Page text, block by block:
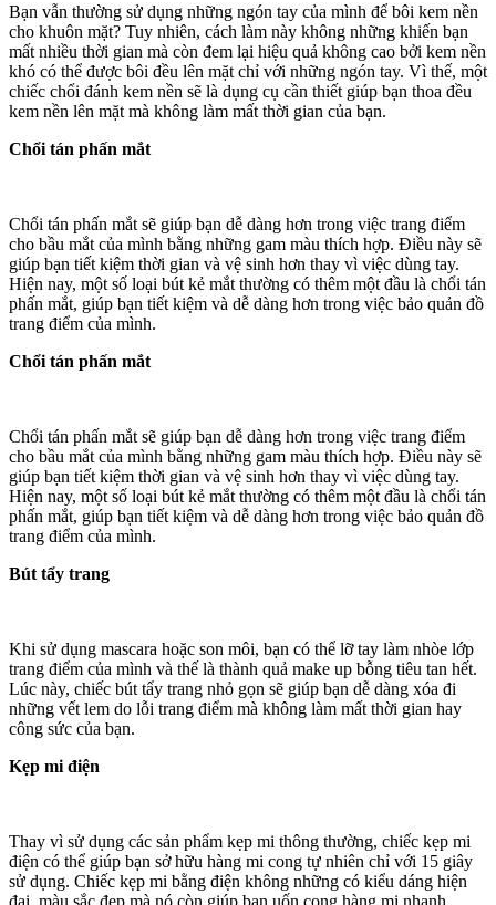
Bạn vẫn thường sử dụng những ngón tay của mình để bôi kem nền
cho khuôn mặt? Tuy nhiên, cách làm này không những khiến bạn
mất nhiều thời gian mà còn đem lại hiệu quả không cao bởi kem nền
khó có thể được bôi đều lên mặt chỉ với những ngón tay. Vì thế, một
chiếc chổi đánh kem nền sẽ là dụng cụ cần thiết giúp bạn thoa đều
kem nền lên mặt mà không làm mất thời gian của bạn.
Chổi tán phấn mắt
Chổi tán phấn mắt sẽ giúp bạn dễ dàng hơn trong việc trang điểm
cho bầu mắt của mình bằng những gam màu thích hợp. Điều này sẽ
giúp bạn tiết kiệm thời gian và vệ sinh hơn thay vì việc dùng tay.
Hiện nay, một số loại bút kẻ mắt thường có thêm một đầu là chổi tán
phấn mắt, giúp bạn tiết kiệm và dễ dàng hơn trong việc bảo quản đồ
trang điểm của mình.
Chổi tán phấn mắt
Chổi tán phấn mắt sẽ giúp bạn dễ dàng hơn trong việc trang điểm
cho bầu mắt của mình bằng những gam màu thích hợp. Điều này sẽ
giúp bạn tiết kiệm thời gian và vệ sinh hơn thay vì việc dùng tay.
Hiện nay, một số loại bút kẻ mắt thường có thêm một đầu là chổi tán
phấn mắt, giúp bạn tiết kiệm và dễ dàng hơn trong việc bảo quản đồ
trang điểm của mình.
Bút tẩy trang
Khi sử dụng mascara hoặc son môi, bạn có thể lỡ tay làm nhòe lớp
trang điểm của mình và thế là thành quả make up bỗng tiêu tan hết.
Lúc này, chiếc bút tẩy trang nhỏ gọn sẽ giúp bạn dễ dàng xóa đi
những vết lem do lỗi trang điểm mà không làm mất thời gian hay
công sức của bạn.
Kẹp mi điện
Thay vì sử dụng các sản phẩm kẹp mi thông thường, chiếc kẹp mi
điện có thể giúp bạn sở hữu hàng mi cong tự nhiên chỉ với 15 giây
sử dụng. Chiếc kẹp mi bằng điện không những có kiểu dáng hiện
đại, màu sắc đẹp mà nó còn giúp bạn uốn cong hàng mi nhanh